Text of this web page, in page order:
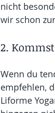
nicht
wir schon
2.
Wenn du
empfehlen,
Liforme